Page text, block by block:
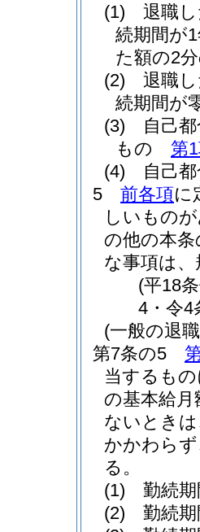
(1)
退職
続期間が
た額の2
(2)
退職
続期間が
(3)
自己
もの 第
(4)
自己
5
前各項に
しいもの
の他の本
な事項は
(平18
4・令4
(一般の退
第7条の5
当するも
の基本給月
ないとき
かかわら
る。
(1)
勤続
(2)
勤続